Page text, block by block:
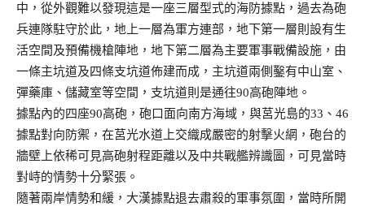
中，從外觀難以發現這是一座三層型式的海防據點，過去為砲
兵連隊駐守於此，地上一層為軍方連部，地下第一層則設有生
活空間及預備機槍陣地，地下第二層為主要軍事戰備設施，由
一條主坑道及四條支坑道佈建而成，主坑道兩側鑿有中山室、
彈藥庫、儲藏室等空間，支坑道則是通往90高砲陣地。
據點內的四座90高砲，砲口面向南方海域，與莒光島的33、46
據點對向防禦，在莒光水道上交織成嚴密的射擊火網，砲台的
牆壁上依稀可見高砲射程距離以及中共戰艦辨識圖，可見當時
對峙的情勢十分緊張。
隨著兩岸情勢和緩，大漢據點退去肅殺的軍事氛圍，當時所開